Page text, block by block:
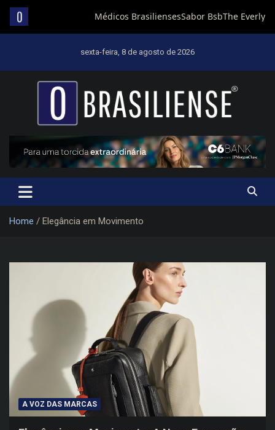
sexta-feira, 8 de agosto de 2026
Um diário de notícias que trabalha por Brasília
Home Elegância em Movimento
A VOZ DAS MARCAS